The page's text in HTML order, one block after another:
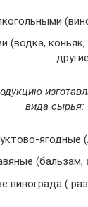
(водка,
вида сырья:
ягодные
(бальзам,
винограда (